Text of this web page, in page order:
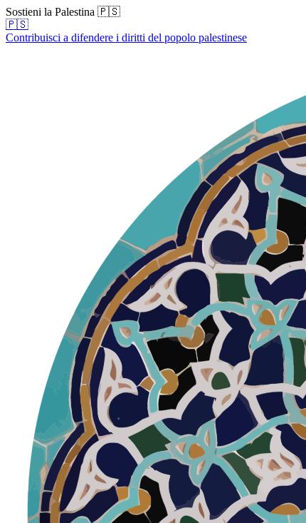
Sostieni la Palestina 🇵🇸
🇵🇸
Contribuisci a difendere i diritti del popolo palestinese